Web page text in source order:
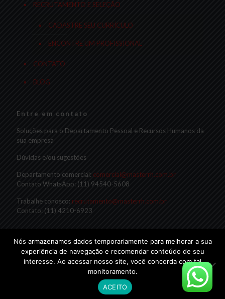
RECRUTAMENTO E SELEÇÃO
CADASTRE SEU CURRÍCULO
ENCONTRE UM PROFISSIONAL
CONTATO
BLOG
Entre em contato
Soluções para o Departamento Pessoal e Recursos Humanos da
sua empresa
Dúvidas e/ou sugestões
Departamento comercial: comercial@masterrh.com.br
Contato WhatsApp: (11) 94540-5608
Trabalhe conosco: recrutamento@masterrh.com.br
Contato: (11) 4210-6923
© 2019 Master RH
Nós armazenamos dados temporariamente para melhorar a sua
experiência de navegação e recomendar conteúdo de seu
interesse. Ao acessar nosso site, você concorda com tal
monitoramento.
ACEITO